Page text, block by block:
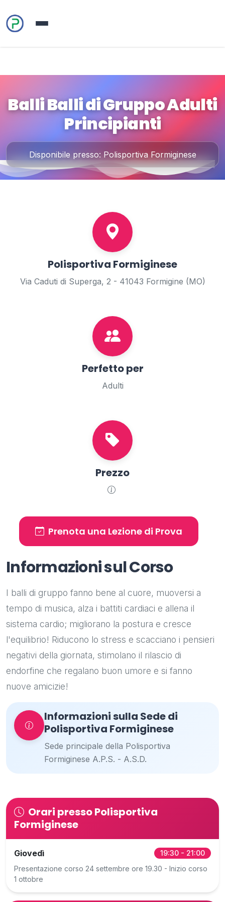
Balli Balli di Gruppo Adulti
Principianti
Disponibile presso: Polisportiva Formiginese
Polisportiva Formiginese
Via Caduti di Superga, 2 - 41043 Formigine (MO)
Perfetto per
Adulti
Prezzo
Prenota una Lezione di Prova
Informazioni sul Corso
I balli di gruppo fanno bene al cuore, muoversi a
tempo di musica, alza i battiti cardiaci e allena il
sistema cardio; migliorano la postura e cresce
l'equilibrio! Riducono lo stress e scacciano i pensieri
negativi della giornata, stimolano il rilascio di
endorfine che regalano buon umore e si fanno
nuove amicizie!
Informazioni sulla Sede di
Polisportiva Formiginese
Sede principale della Polisportiva
Formiginese A.P.S. - A.S.D.
Orari presso Polisportiva
Formiginese
Giovedì
19:30 - 21:00
Presentazione corso 24 settembre ore 19.30 - Inizio corso
1 ottobre